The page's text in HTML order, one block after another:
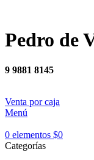
Pedro de
9 9881 8145
Venta por caja
Menú
0 elementos $0
Categorías